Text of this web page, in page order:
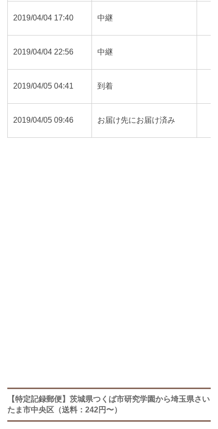
2019/04/04 17:40 中継
2019/04/04 22:56 中継
2019/04/05 04:41 到着
2019/04/05 09:46 お届け先にお届け済み
【特定記録郵便】茨城県つくば市研究学園から埼玉県さい
たま市中央区（送料：242円〜）